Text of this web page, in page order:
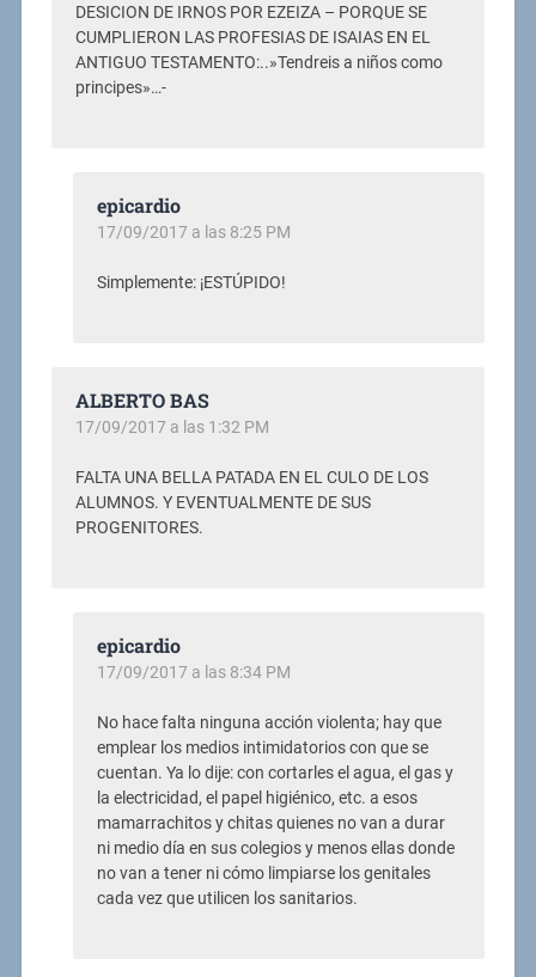
DESICION DE IRNOS POR EZEIZA – PORQUE SE
CUMPLIERON LAS PROFESIAS DE ISAIAS EN EL
ANTIGUO TESTAMENTO:..»Tendreis a niños como
principes»…-
epicardio
17/09/2017 a las 8:25 PM
Simplemente: ¡ESTÚPIDO!
ALBERTO BAS
17/09/2017 a las 1:32 PM
FALTA UNA BELLA PATADA EN EL CULO DE LOS
ALUMNOS. Y EVENTUALMENTE DE SUS
PROGENITORES.
epicardio
17/09/2017 a las 8:34 PM
No hace falta ninguna acción violenta; hay que
emplear los medios intimidatorios con que se
cuentan. Ya lo dije: con cortarles el agua, el gas y
la electricidad, el papel higiénico, etc. a esos
mamarrachitos y chitas quienes no van a durar
ni medio día en sus colegios y menos ellas donde
no van a tener ni cómo limpiarse los genitales
cada vez que utilicen los sanitarios.